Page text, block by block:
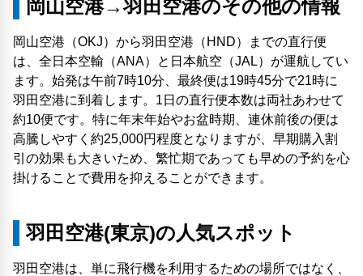
岡山空港→羽田空港のその他の情報
岡山空港（OKJ）から羽田空港（HND）までの直行便
は、全日本空輸（ANA）と日本航空（JAL）が運航してい
ます。始発は午前7時10分、最終便は19時45分で21時に
羽田空港に到着します。1日の直行便本数は両社あわせて
約10便です。特に年末年始やお盆時期、連休前後の便は
高騰しやすく約25,000円程度となりますが、早期購入割
引の効果も大きいため、繁忙期であっても早めの予約を心
掛けることで費用を抑えることができます。
羽田空港(東京)の人気スポット
羽田空港は、単に飛行機を利用するための場所ではなく、